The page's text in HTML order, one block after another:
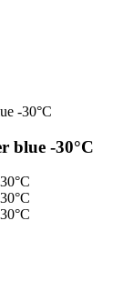
-30°С
blue -30°С